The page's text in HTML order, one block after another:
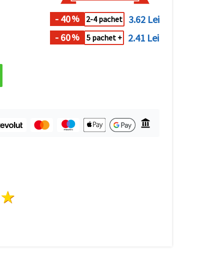
- 40% 2-4 pachet
3.62 Lei
- 60% 5 pachet + 2.41 Lei
4 stele